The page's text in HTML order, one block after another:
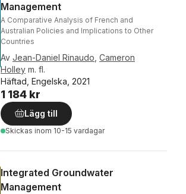
Management
A Comparative Analysis of French and
Australian Policies and Implications to Other
Countries
Av Jean-Daniel Rinaudo Cameron
Holley m. fl.
Häftad, Engelska, 2021
1 184 kr
Lägg till
Skickas inom 10-15 vardagar
Integrated Groundwater
Management